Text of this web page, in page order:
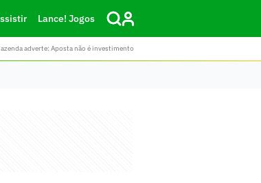
Lance! Jogos
adverte: Aposta não é investimento